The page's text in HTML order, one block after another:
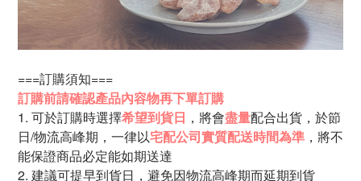
===訂購須知===
訂購前請確認產品內容物再下單訂購
1. 可於訂購時選擇希望到貨日 ，將會盡量配合出貨，於節
日/物流高峰期，一律以宅配公司實質配送時間為準 ，將不
能保證商品必定能如期送達
2. 建議可提早到貨日，避免因物流高峰期而延期到貨